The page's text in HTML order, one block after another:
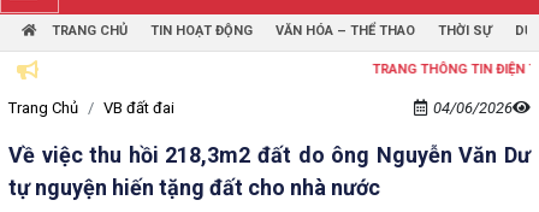
TRANG CHỦ TIN HOẠT ĐỘNG VĂN HÓA – THỂ THAO THỜI SỰ DỰ
TRANG THÔNG TIN ĐIỆN TỬ
Trang Chủ VB đất đai 04/06/2026
Về việc thu hồi 218,3m2 đất do ông Nguyễn Văn Dư
tự nguyện hiến tặng đất cho nhà nước